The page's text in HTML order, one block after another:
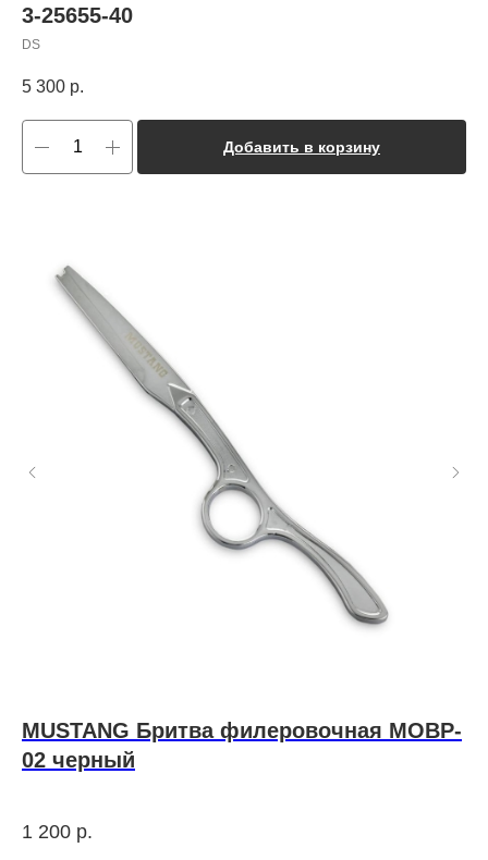
3-25655-40
DS
5 300 р.
Добавить в корзину
MUSTANG Бритва филеровочная MOBP-
02 черный
1 200 р.